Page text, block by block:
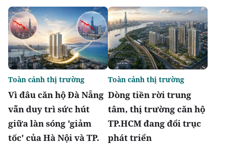
Vì đâu căn hộ Đà Nẵng
vẫn duy trì sức hút
giữa làn sóng 'giảm
tốc' của Hà Nội và TP.
Toàn cảnh thị trường
Dòng tiền rời trung
tâm, thị trường căn hộ
TP.HCM đang đổi trục
phát triển
Toàn cảnh thị trường